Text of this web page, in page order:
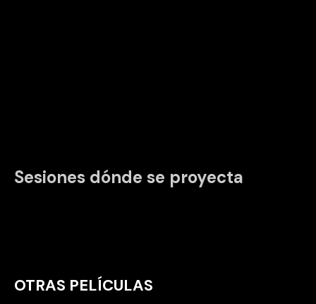
Sesiones dónde se proyecta
OTRAS PELÍCULAS